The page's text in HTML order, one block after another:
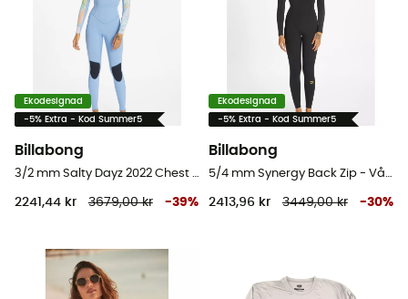
Ekodesignad
-5% Extra - Kod Summer5
Billabong
2241,44 kr 3679,00 kr -39%
Ekodesignad
-5% Extra - Kod Summer5
Billabong
2413,96 kr 3449,00 kr -30%